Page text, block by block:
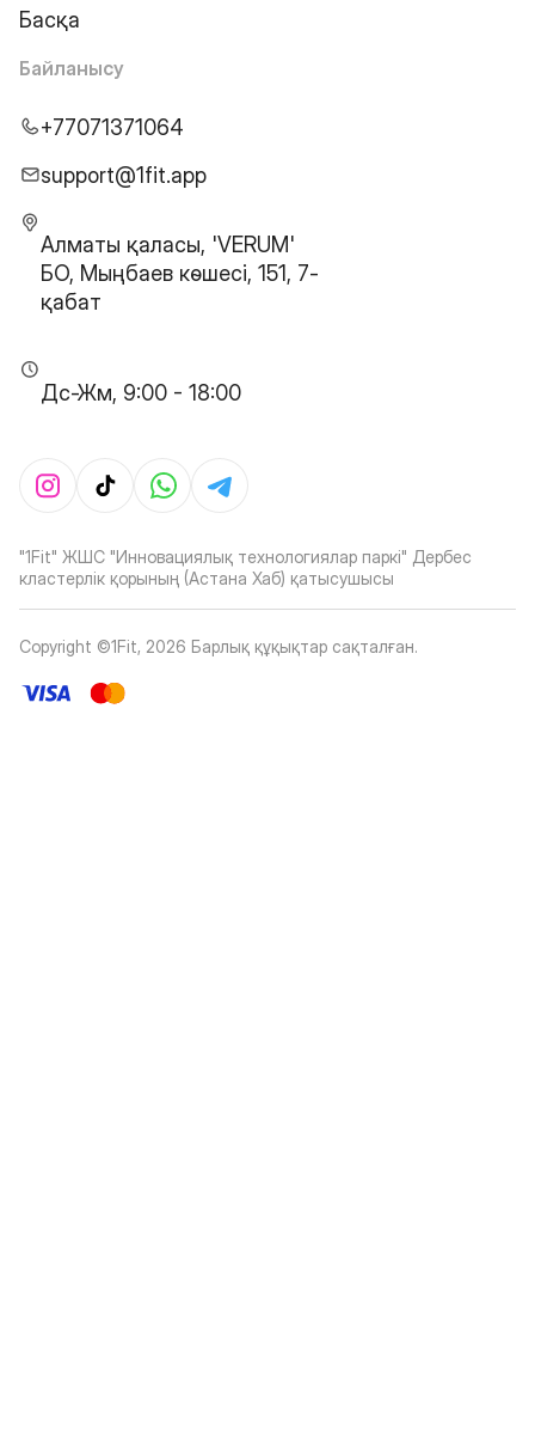
Басқа
Байланысу
+77071371064
support@1fit.app
Алматы қаласы, 'VERUM'
БО, Мыңбаев көшесі, 151, 7-
қабат
Дс-Жм, 9:00 - 18:00
"1Fit" ЖШС "Инновациялық технологиялар паркі" Дербес
кластерлік қорының (Астана Хаб) қатысушысы
Copyright ©1Fit, 2026 Барлық құқықтар сақталған.